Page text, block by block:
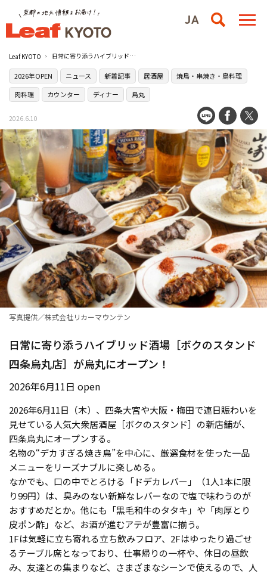
Leaf KYOTO 日常に寄り添うハイブリッド酒場［ボクのスタンド 四条烏丸店］が烏丸にオープン！
2026年OPEN ニュース 新着記事 居酒屋
焼鳥・串焼き・鳥料理
肉料理
カウンター ディナー 烏丸
2026.6.10
写真提供／株式会社リカーマウンテン
日常に寄り添うハイブリッド酒場［ボクのスタンド
四条烏丸店］が烏丸にオープン！
2026年6月11日 open
2026年6月11日（木）、四条大宮や大阪・梅田で連日賑わいを
見せている人気大衆居酒屋［ボクのスタンド］の新店舗が、
四条烏丸にオープンする。
名物の“デカすぎる焼き鳥”を中心に、厳選食材を使った一品
メニューをリーズナブルに楽しめる。
なかでも、口の中でとろける「ドデカレバー」（1人1本に限
り99円）は、臭みのない新鮮なレバーなので塩で味わうのが
おすすめだとか。他にも「黒毛和牛のタタキ」や「肉厚とり
皮ポン酢」など、お酒が進むアテが豊富に揃う。
1Fは気軽に立ち寄れる立ち飲みフロア、2Fはゆったり過ごせ
るテーブル席となっており、仕事帰りの一杯や、休日の昼飲
み、友達との集まりなど、さまざまなシーンで使えるので、人